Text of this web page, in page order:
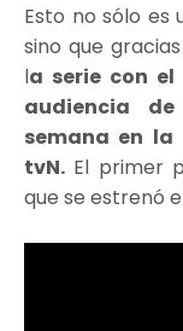
Esto no sólo es
sino que
la serie con
audiencia
semana en
tvN. El primer
que se estrenó